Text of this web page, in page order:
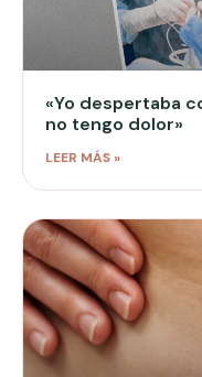
«Yo despertaba
no tengo dolor»
LEER MÁS »